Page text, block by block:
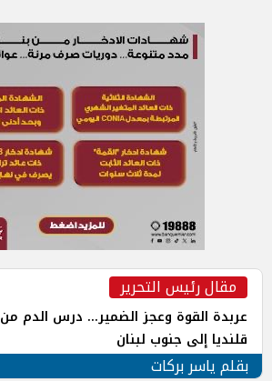
مقال رئيس التحرير
عربدة القوة وعجز الضمير... درس الدم من
قلنديا إلى جنوب لبنان
بقلم ياسر بركات